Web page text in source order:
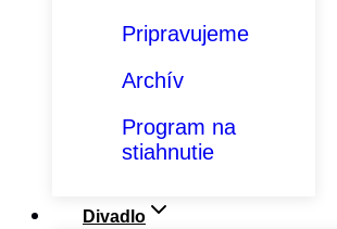
Pripravujeme
Archív
Program na
stiahnutie
Divadlo